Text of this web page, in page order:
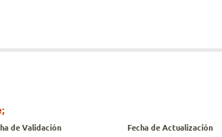
de Validación Fecha de Actualización